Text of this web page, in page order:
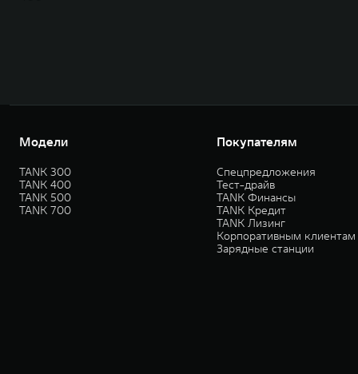
Модели
TANK 300
TANK 400
TANK 500
TANK 700
Покупателям
Спецпредложения
Тест-драйв
TANK Финансы
TANK Кредит
TANK Лизинг
Корпоративным клиентам
Зарядные станции